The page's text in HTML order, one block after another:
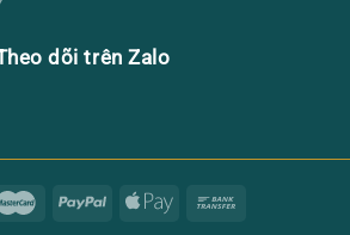
dõi trên Zalo